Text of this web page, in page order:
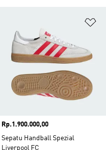
Harga
Rp.1.900.000,00
Sepatu Handball Spezial
Liverpool FC